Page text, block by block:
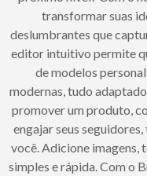
transformar suas
deslumbrantes que
editor intuitivo permite
de modelos
modernas, tudo adaptado
promover um produto,
engajar seus
você. Adicione imagens,
simples e rápida. Com o